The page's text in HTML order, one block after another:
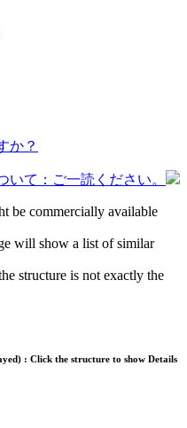
か？
て：ご一読ください。
be commercially available
will show a list of similar
structure is not exactly the
: Click the structure to show Details